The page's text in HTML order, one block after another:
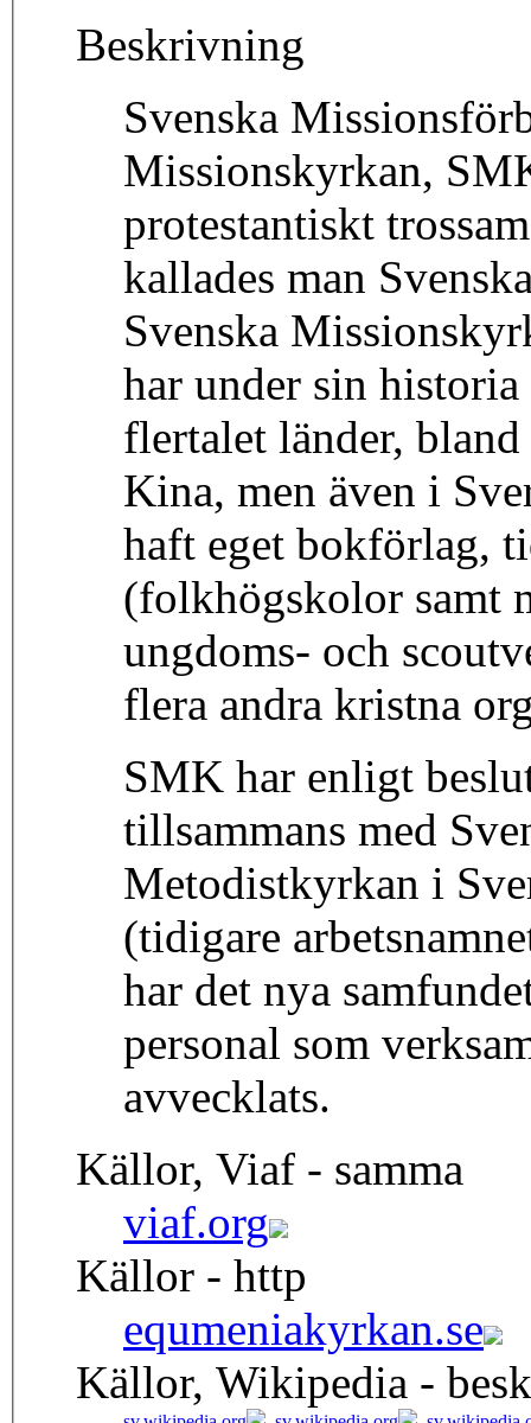
Beskrivning
Svenska
Missionskyrkan,
protestantiskt
kallades man
Svenska
har under sin
flertalet länder,
Kina, men även i
haft eget bokförlag,
(folkhögskolor samt
ungdoms- och
flera andra kristna
SMK har enligt
tillsammans med
Metodistkyrkan i
(tidigare
har det nya
personal som
avvecklats.
Källor, Viaf - samma
viaf.org
Källor - http
equmeniakyrkan.se
Källor, Wikipedia -